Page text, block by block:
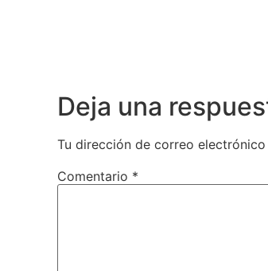
Deja una
Tu dirección de correo
Comentario *